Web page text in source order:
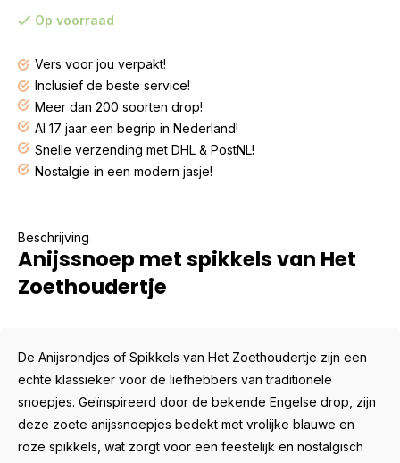
Op voorraad
Vers voor jou verpakt!
Inclusief de beste service!
Meer dan 200 soorten drop!
Al 17 jaar een begrip in Nederland!
Snelle verzending met DHL & PostNL!
Nostalgie in een modern jasje!
Beschrijving
Anijssnoep met spikkels van Het
Zoethoudertje
De Anijsrondjes of Spikkels van Het Zoethoudertje zijn een
echte klassieker voor de liefhebbers van traditionele
snoepjes. Geïnspireerd door de bekende Engelse drop, zijn
deze zoete anijssnoepjes bedekt met vrolijke blauwe en
roze spikkels, wat zorgt voor een feestelijk en nostalgisch